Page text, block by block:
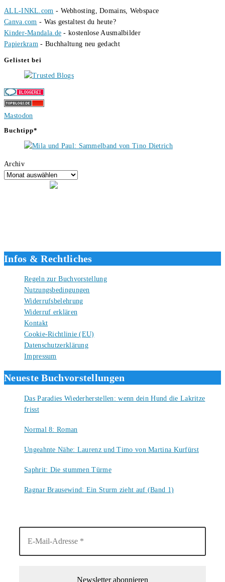
ALL-INKL.com - Webhosting, Domains, Webspace
Canva.com - Was gestaltest du heute?
Kinder-Mandala.de - kostenlose Ausmalbilder
Papierkram - Buchhaltung neu gedacht
Gelistet bei
Mastodon
Buchtipp*
Archiv
Infos & Rechtliches
Regeln zur Buchvorstellung
Nutzungsbedingungen
Widerrufsbelehrung
Widerruf erklären
Kontakt
Cookie-Richtlinie (EU)
Datenschutzerklärung
Impressum
Neueste Buchvorstellungen
Das Paradies Wiederherstellen: wenn dein Hund die Lakritze
frisst
Normal 8: Roman
Ungeahnte Nähe: Laurenz und Timo von Martina Kurfürst
Saphrit: Die stummen Türme
Ragnar Brausewind: Ein Sturm zieht auf (Band 1)